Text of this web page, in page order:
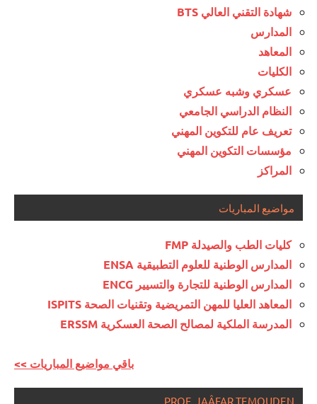
شهادة التقني العالي BTS
المدارس
المعاهد
الكليات
عسكري وشبه عسكري
النظام الدراسي الجامعي
تعريف عام للتكوين المهني
مؤسسات التكوين المهني
المراكز
مواضيع المباريات
كليات الطب والصيدلة FMP
المدارس الوطنية للعلوم التطبيقية ENSA
المدارس الوطنية للتجارة والتسيير ENCG
المعاهد العليا للمهن التمريضية وتقنيات الصحة ISPITS
المدرسة الملكية لمصالح الصحة العسكرية ERSSM
<< باقي مواضيع المباريات
PROF. JAÂFAR TEMOUDEN